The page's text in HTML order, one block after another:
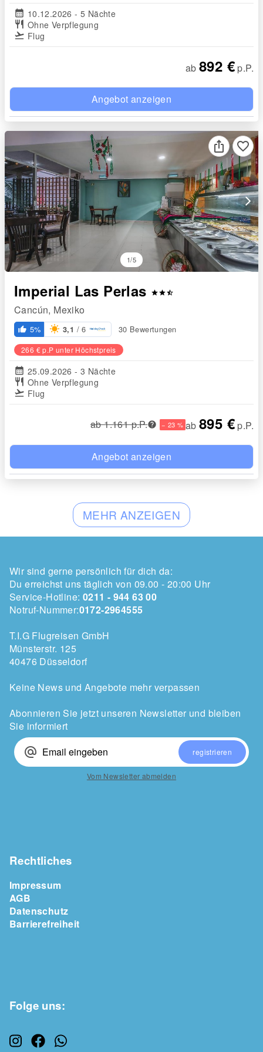
calendar_month 10.12.2026 - 5 Nächte
restaurant Ohne Verpflegung
flight_takeoff Flug
ab 892 € p.P.
Angebot anzeigen
arrow_forward_ios
1/5
favorite_border
Imperial Las Perlas starstarstar_half
Cancún, Mexiko
thumb_up_alt 5% 3,1 / 6 30 Bewertungen
266 € p.P unter Höchstpreis
calendar_month 25.09.2026 - 3 Nächte
restaurant Ohne Verpflegung
flight_takeoff Flug
ab 1.161 p.P. − 23 % ab 895 € p.P.
Angebot anzeigen
MEHR ANZEIGEN
Wir sind gerne persönlich für dich da:
Du erreichst uns täglich von 09.00 - 20:00 Uhr
Service-Hotline: 0211 - 944 63 00
Notruf-Nummer:0172-2964555
T.I.G Flugreisen GmbH
Münsterstr. 125
40476 Düsseldorf
Keine News und Angebote mehr verpassen
Abonnieren Sie jetzt unseren Newsletter und bleiben
Sie informiert
alternate_email registrieren
Vom Newsletter abmelden
Rechtliches
Impressum
AGB
Datenschutz
Barrierefreiheit
Folge uns: